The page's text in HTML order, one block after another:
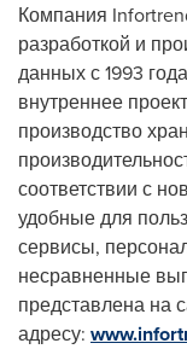
Компания
разработкой и
данных с 1993
внутреннее
производство
соответствии с
удобные для
сервисы,
несравненные
представлена на
адресу: